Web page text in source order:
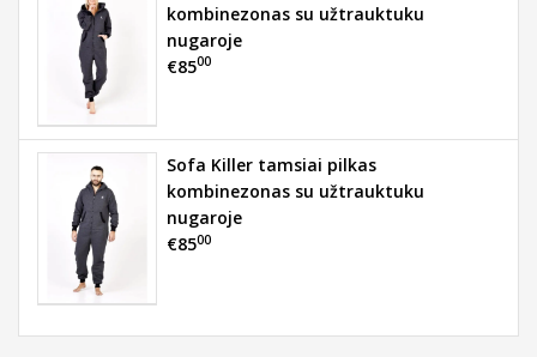
kombinezonas su užtrauktuku
nugaroje
€8500
Sofa Killer tamsiai pilkas
kombinezonas su užtrauktuku
nugaroje
€8500